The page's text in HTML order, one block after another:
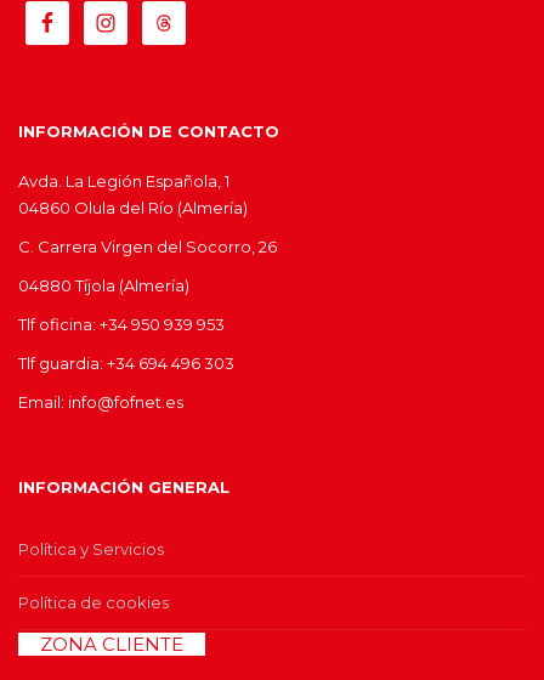
INFORMACIÓN DE CONTACTO
Avda. La Legión Española, 1
04860 Olula del Río (Almería)
C. Carrera Virgen del Socorro, 26
04880 Tíjola (Almería)
Tlf oficina: +34 950 939 953
Tlf guardia: +34 694 496 303
Email: info@fofnet.es
INFORMACIÓN GENERAL
Política y Servicios
Política de cookies
ZONA CLIENTE